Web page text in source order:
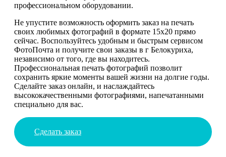
профессиональном оборудовании.
Не упустите возможность оформить заказ на печать
своих любимых фотографий в формате 15х20 прямо
сейчас. Воспользуйтесь удобным и быстрым сервисом
ФотоПочта и получите свои заказы в г Белокуриха,
независимо от того, где вы находитесь.
Профессиональная печать фотографий позволит
сохранить яркие моменты вашей жизни на долгие годы.
Сделайте заказ онлайн, и наслаждайтесь
высококачественными фотографиями, напечатанными
специально для вас.
Сделать заказ